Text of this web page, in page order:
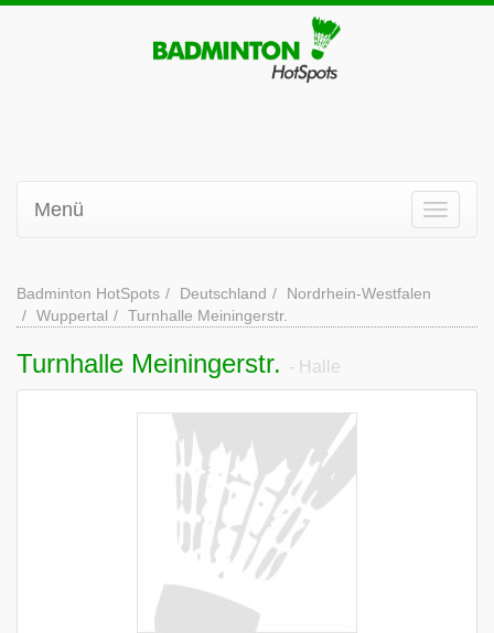
Menü
Badminton HotSpots Deutschland
Nordrhein-Westfalen
Wuppertal
Turnhalle Meiningerstr.
Turnhalle Meiningerstr. - Halle